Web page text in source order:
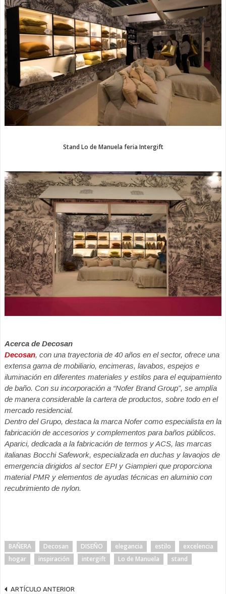
Stand Lo de Manuela feria Intergift
Acerca de Decosan
Decosan, con una trayectoria de 40 años en el sector, ofrece una
extensa gama de mobiliario, encimeras, lavabos, espejos e
iluminación en diferentes materiales y estilos para el equipamiento
de baño. Con su incorporación a “Nofer Brand Group”, se amplía
de manera considerable la cartera de productos, sobre todo en el
mercado residencial.
Dentro del Grupo, destaca la marca Nofer como especialista en la
fabricación de accesorios y complementos para baños públicos.
Aparici, dedicada a la fabricación de termos y ACS, las marcas
italianas Bocchi Safework, especializada en duchas y lavaojos de
emergencia dirigidos al sector EPI y Giampieri que proporciona
materialPMR y elementos de ayudas técnicas en aluminio con
recubrimiento de nylon.
BAÑERA Decosan DISEÑO elegancia estilo
excelencia
hogar
inspiración intergift Lo de Manuela stand
ARTÍCULO ANTERIOR